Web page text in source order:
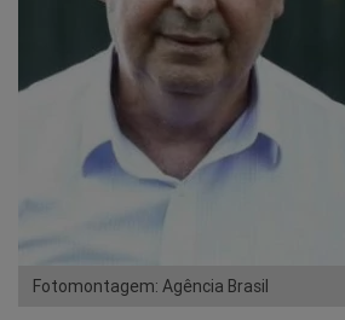
Fotomontagem: Agência Brasil